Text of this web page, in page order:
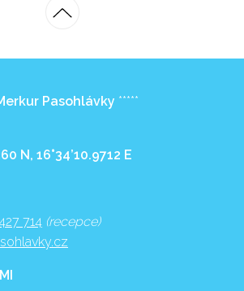
Pasohlávky *****
N, 16°34’10.9712 E
714 (recepce)